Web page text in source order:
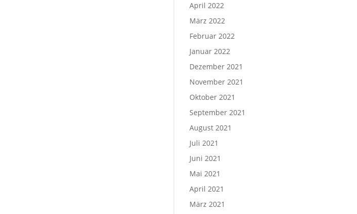
April 2022
März 2022
Februar 2022
Januar 2022
Dezember 2021
November 2021
Oktober 2021
September 2021
August 2021
Juli 2021
Juni 2021
Mai 2021
April 2021
März 2021